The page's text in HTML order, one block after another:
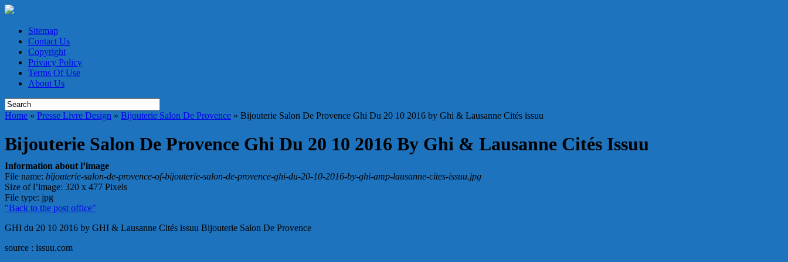
Sitemap
Contact Us
Copyright
Privacy Policy
Terms Of Use
About Us
Home » Presse Livre Design » Bijouterie Salon De Provence » Bijouterie Salon De Provence Ghi Du 20 10 2016 by Ghi & Lausanne Cités issuu
Bijouterie Salon De Provence Ghi Du 20 10 2016 By Ghi & Lausanne Cités Issuu
Information about l’image
File name: bijouterie-salon-de-provence-of-bijouterie-salon-de-provence-ghi-du-20-10-2016-by-ghi-amp-lausanne-cites-issuu.jpg
Size of l’image: 320 x 477 Pixels
File type: jpg
"Back to the post office"
GHI du 20 10 2016 by GHI & Lausanne Cités issuu Bijouterie Salon De Provence
source : issuu.com